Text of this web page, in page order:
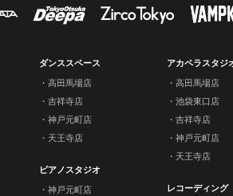
ダンススペース
高田馬場店
吉祥寺店
神戸元町店
天王寺店
ピアノスタジオ
神戸元町店
アカペラスタジ
高田馬場店
池袋東口店
吉祥寺店
神戸元町店
天王寺店
レコーディング